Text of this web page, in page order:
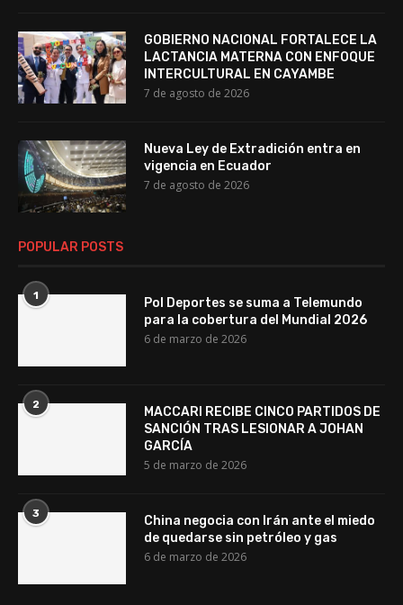
GOBIERNO NACIONAL FORTALECE LA
LACTANCIA MATERNA CON ENFOQUE
INTERCULTURAL EN CAYAMBE
7 de agosto de 2026
Nueva Ley de Extradición entra en
vigencia en Ecuador
7 de agosto de 2026
POPULAR POSTS
1
Pol Deportes se suma a Telemundo
para la cobertura del Mundial 2026
6 de marzo de 2026
2
MACCARI RECIBE CINCO PARTIDOS DE
SANCIÓN TRAS LESIONAR A JOHAN
GARCÍA
5 de marzo de 2026
3
China negocia con Irán ante el miedo
de quedarse sin petróleo y gas
6 de marzo de 2026